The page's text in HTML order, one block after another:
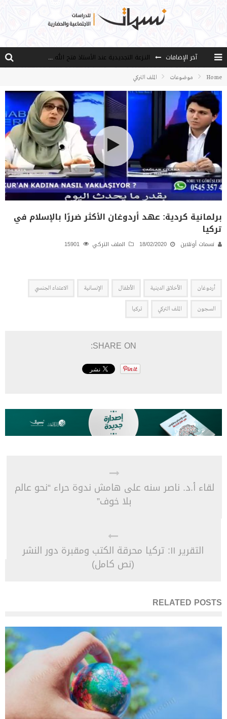
آخر الإضافات
النـزعة التجديدية عند الأستاذ فتح الله كولن
كيف نصل إلى أفق إنسان “هل من مزيد”؟
الأستاذ عالما عارفا حكيما
مصادر العلم وسببه
Home موضوعات الملف التركي
برلمانية كردية: عهد أردوغان الأكثر ضررًا بالإسلام في
تركيا
نسمات أونلاين 18/02/2020 الملف التركي
أردوغان الأخلاق الدينية الأطفال الإنسانية الاعتداء الجنسي
السجون الملف التركي تركيا
SHARE ON:
لقاء أ.د. ناصر سنه على هامش ندوة حراء “نحو عالم
بلا خوف”
التقرير ١١: تركيا محرقة الكتب ومقبرة دور النشر
(نص كامل)
RELATED POSTS